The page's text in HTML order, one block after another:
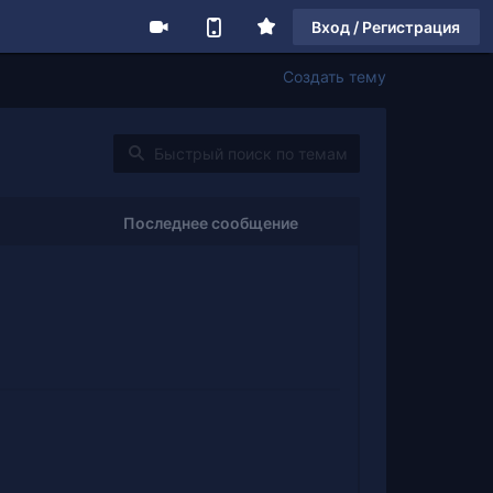
Вход / Регистрация
Создать тему
Последнее сообщение